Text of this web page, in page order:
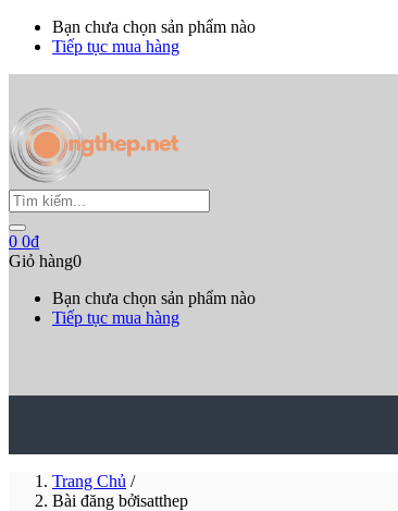
Bạn chưa chọn sản phẩm nào
Tiếp tục mua hàng
0 0₫
Giỏ hàng0
Bạn chưa chọn sản phẩm nào
Tiếp tục mua hàng
Trang Chủ /
Bài đăng bởisatthep